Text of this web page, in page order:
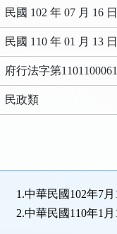
民國 102 年 07 月 16 日
民國 110 年 01 月 13 日
府行法字第
民政類
1.中華民國102年7
2.中華民國110年1